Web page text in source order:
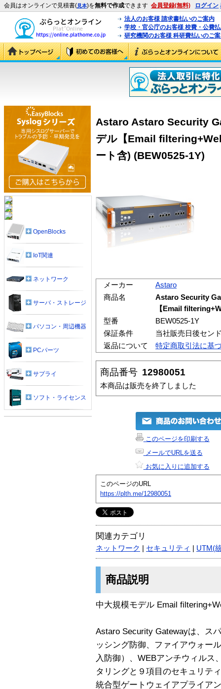
会員はオンラインで見積書(見本)を無料で作成できます 会員登録(無料) ログイン
法人のお客様 請求書払いのご案内
学校・官公庁のお客様 校費・公費
研究機関のお客様 科研費払いのご
Astaro Astaro Security
デル【Email
ート含) (BEW0525-1Y)
メーカー
Astaro
商品名
Astaro Security
【Email
型番
BEW0525-1Y
保証条件
当社販売日後セン
返品について
特定商取引法に基
商品番号 12980051
本商品は販売を終了しました
このページを印刷する
メールでURLを送る
お気に入りに追加する
このページのURL
https://plth.me/12980051
関連カテゴリ
ネットワーク セキュリティ UTM(
商品説明
中大規模モデル Email
Astaro Security Gatewayは、ス
ッシング防御、ファイアウォー
入防御）、WEBアンチウィルス
タリングと９項目のセキュリテ
統合型ゲートウェイアプライア
OpenBlocks
IoT関連
ネットワーク
サーバ・ストレージ
パソコン・周辺機器
PCパーツ
サプライ
ソフト・ライセンス